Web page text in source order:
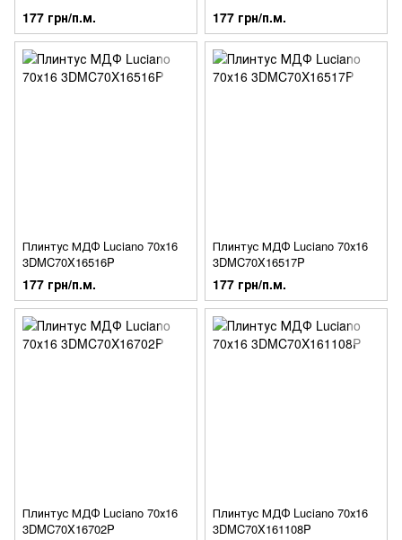
177 грн/п.м. 177 грн/п.м.
Плинтус МДФ Luciano 70х16
3DMC70X16516P
177 грн/п.м.
Плинтус МДФ Luciano 70х16
3DMC70X16517P
177 грн/п.м.
Плинтус МДФ Luciano 70х16
3DMC70X16702P
Плинтус МДФ Luciano 70х16
3DMC70X161108P